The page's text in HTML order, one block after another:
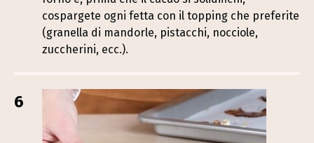
cospargete ogni fetta con il topping che preferite
(granella di mandorle, pistacchi, nocciole,
zuccherini, ecc.).
6